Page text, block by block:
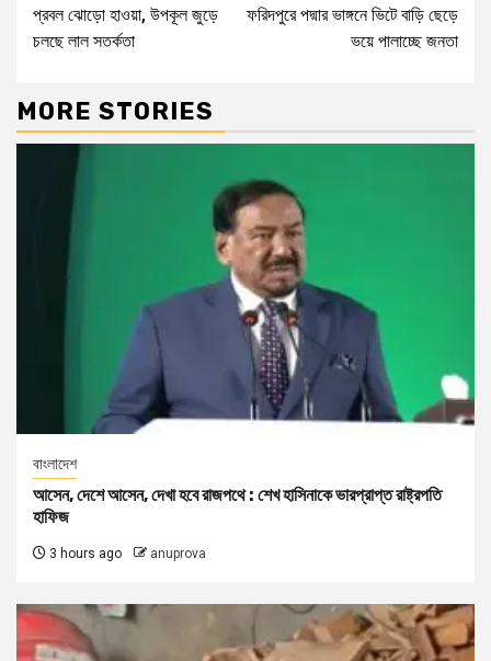
প্রবল ঝোড়ো হাওয়া, উপকূল জুড়ে
চলছে লাল সতর্কতা
ফরিদপুরে পদ্মার ভাঙ্গনে ভিটে বাড়ি ছেড়ে
ভয়ে পালাচ্ছে জনতা
MORE STORIES
বাংলাদেশ
আসেন, দেশে আসেন, দেখা হবে রাজপথে : শেখ হাসিনাকে ভারপ্রাপ্ত রাষ্ট্রপতি
হাফিজ
3 hours ago anuprova